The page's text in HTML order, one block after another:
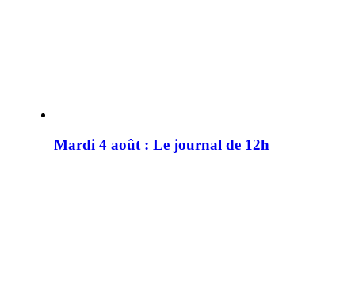
Mardi 4 août : Le journal de 12h